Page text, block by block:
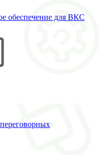
обеспечение для ВКС